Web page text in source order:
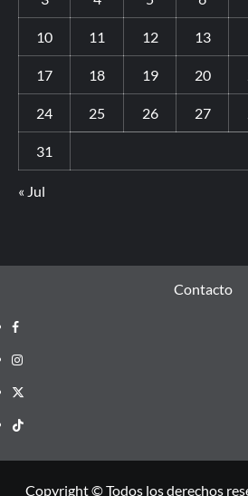
10 11 12 13
17 18 19 20
24 25 26 27
31
« Jul
Contacto
Copyright © Todos los derechos